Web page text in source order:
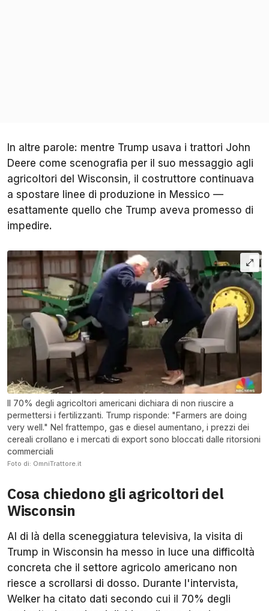
In altre parole: mentre Trump usava i trattori John
Deere come scenografia per il suo messaggio agli
agricoltori del Wisconsin, il costruttore continuava
a spostare linee di produzione in Messico —
esattamente quello che Trump aveva promesso di
impedire.
Il 70% degli agricoltori americani dichiara di non riuscire a
permettersi i fertilizzanti. Trump risponde: "Farmers are doing
very well." Nel frattempo, gas e diesel aumentano, i prezzi dei
cereali crollano e i mercati di export sono bloccati dalle ritorsioni
commerciali
Foto di: OmniTrattore.it
Cosa chiedono gli agricoltori del
Wisconsin
Al di là della sceneggiatura televisiva, la visita di
Trump in Wisconsin ha messo in luce una difficoltà
concreta che il settore agricolo americano non
riesce a scrollarsi di dosso. Durante l'intervista,
Welker ha citato dati secondo cui il 70% degli